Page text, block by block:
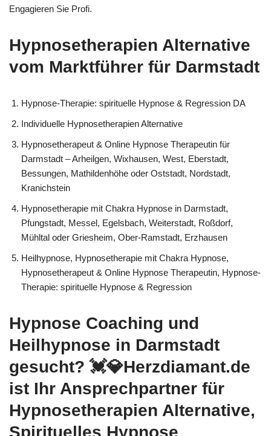
Engagieren Sie Profi.
Hypnosetherapien Alternative
vom Marktführer für Darmstadt
Hypnose-Therapie: spirituelle Hypnose & Regression DA
Individuelle Hypnosetherapien Alternative
Hypnosetherapeut & Online Hypnose Therapeutin für
Darmstadt – Arheilgen, Wixhausen, West, Eberstadt,
Bessungen, Mathildenhöhe oder Oststadt, Nordstadt,
Kranichstein
Hypnosetherapie mit Chakra Hypnose in Darmstadt,
Pfungstadt, Messel, Egelsbach, Weiterstadt, Roßdorf,
Mühltal oder Griesheim, Ober-Ramstadt, Erzhausen
Heilhypnose, Hypnosetherapie mit Chakra Hypnose,
Hypnosetherapeut & Online Hypnose Therapeutin, Hypnose-
Therapie: spirituelle Hypnose & Regression
Hypnose Coaching und
Heilhypnose in Darmstadt
gesucht? 💓️💎Herzdiamant.de
ist Ihr Ansprechpartner für
Hypnosetherapien Alternative,
Spirituelles Hypnose